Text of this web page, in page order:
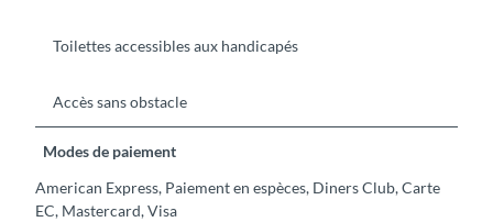
Toilettes accessibles aux handicapés
Accès sans obstacle
Modes de paiement
American Express, Paiement en espèces, Diners Club, Carte
EC, Mastercard, Visa